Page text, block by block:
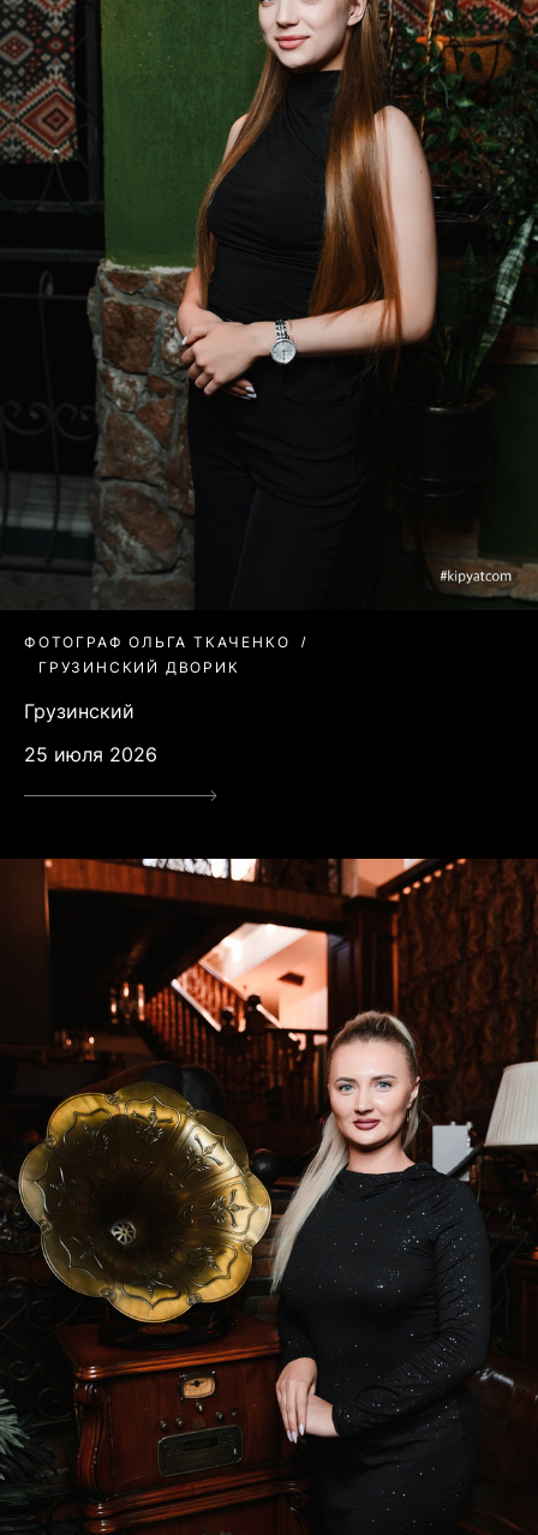
ФОТОГРАФ ОЛЬГА ТКАЧЕНКО
ГРУЗИНСКИЙ ДВОРИК
Грузинский
25 июля 2026